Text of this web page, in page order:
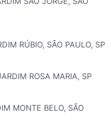
RÚBIO, SÃO PAULO, SP
ROSA MARIA, SP
MONTE BELO, SÃO